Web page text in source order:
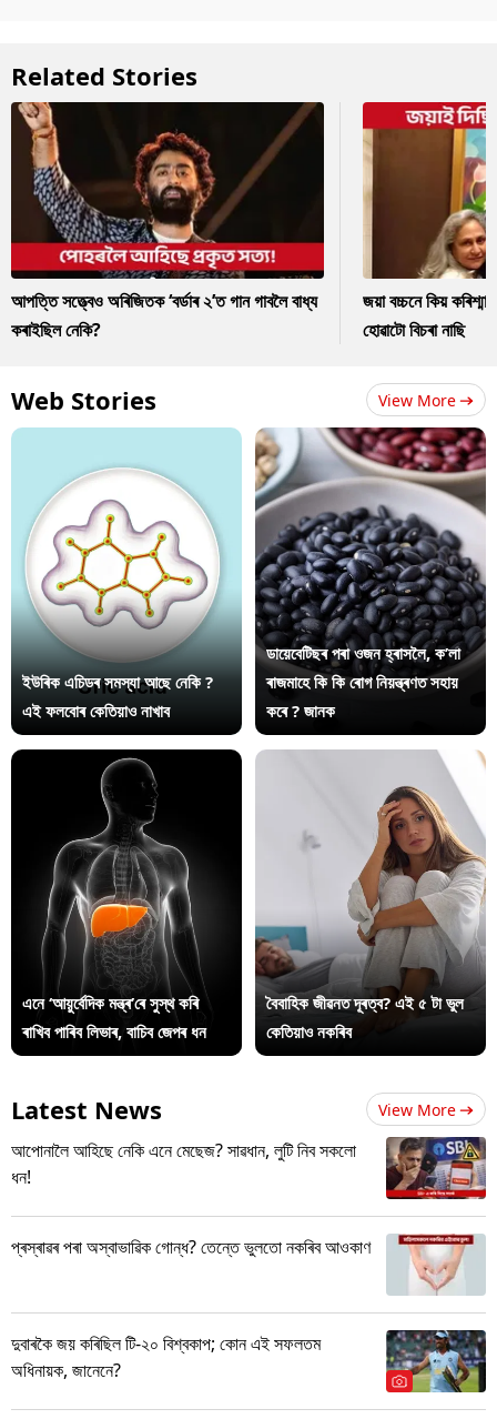
Related Stories
আপত্তি সত্ত্বেও অৰিজিতক ‘বৰ্ডাৰ ২’ত গান গাবলৈ বাধ্য
কৰাইছিল নেকি?
জয়া বচ্চনে কিয়
হোৱাটো বিচৰা নাছি
Web Stories View More
ইউৰিক এচিডৰ সমস্যা আছে নেকি ?
এই ফলবোৰ কেতিয়াও নাখাব
ডায়েবেটিছৰ পৰা ওজন হ্ৰাসলৈ, ক’লা
ৰাজমাহে কি কি ৰোগ নিয়ন্ত্ৰণত সহায়
কৰে ? জানক
এনে ‘আয়ুৰ্বেদিক মন্ত্ৰ’ৰে সুস্থ কৰি
ৰাখিব পাৰিব লিভাৰ, বাচিব জেপৰ ধন
বৈবাহিক জীৱনত দূৰত্ব? এই ৫ টা ভুল
কেতিয়াও নকৰিব
Latest News View More
আপোনালৈ আহিছে নেকি এনে মেছেজ? সাৱধান, লুটি নিব সকলো
ধন!
প্ৰস্ৰাৱৰ পৰা অস্বাভাৱিক গোন্ধ? তেন্তে ভুলতো নকৰিব আওকাণ
দুবাৰকৈ জয় কৰিছিল টি-২০ বিশ্বকাপ; কোন এই সফলতম
অধিনায়ক, জানেনে?